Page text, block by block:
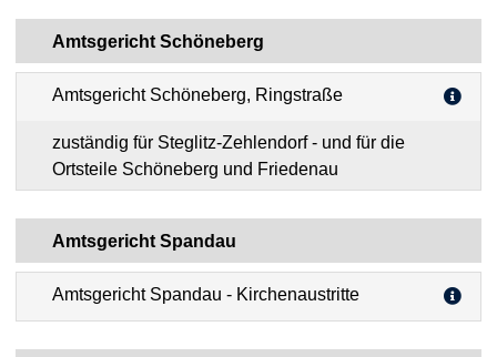
Amtsgericht Schöneberg
Amtsgericht Schöneberg, Ringstraße
zuständig für Steglitz-Zehlendorf - und für die
Ortsteile Schöneberg und Friedenau
Amtsgericht Spandau
Amtsgericht Spandau - Kirchenaustritte